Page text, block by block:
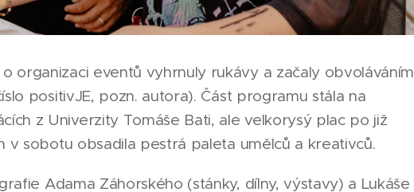
organizaci eventů vyhrnuly rukávy a začaly obvoláváním
positivJE, pozn. autora). Část programu stála na
z Univerzity Tomáše Bati, ale velkorysý plac po již
v sobotu obsadila pestrá paleta umělců a kreativců.
Adama Záhorského (stánky, dílny, výstavy) a Lukáše